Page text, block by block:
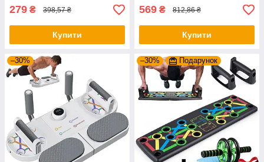
279 ₴ 398,57 ₴
Купити
569 ₴ 812,86 ₴
Купити
–30% –30% Подарунок